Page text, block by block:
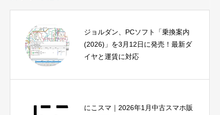
ジョルダン、PCソフト「乗換案内
(2026)」を3月12日に発売！最新ダ
イヤと運賃に対応
にこスマ｜2026年1月中古スマホ販